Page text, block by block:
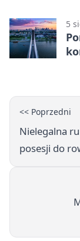
5
<< Poprzedni
Nielegalna
posesji do